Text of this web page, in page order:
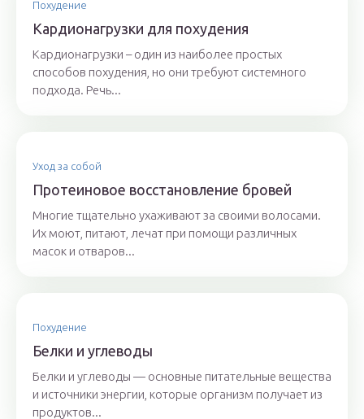
Похудение
Кардионагрузки для похудения
Кардионагрузки – один из наиболее простых
способов похудения, но они требуют системного
подхода. Речь...
Уход за собой
Протеиновое восстановление бровей
Многие тщательно ухаживают за своими волосами.
Их моют, питают, лечат при помощи различных
масок и отваров...
Похудение
Белки и углеводы
Белки и углеводы — основные питательные вещества
и источники энергии, которые организм получает из
продуктов...